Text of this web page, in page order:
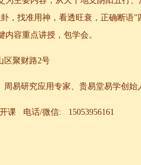
，找准用神，看透旺衰，正确断语
容重点讲授，包学会。
区聚财路2号
易研究应用专家、 贵易堂易学创始
课 电话/微信: 15053956161